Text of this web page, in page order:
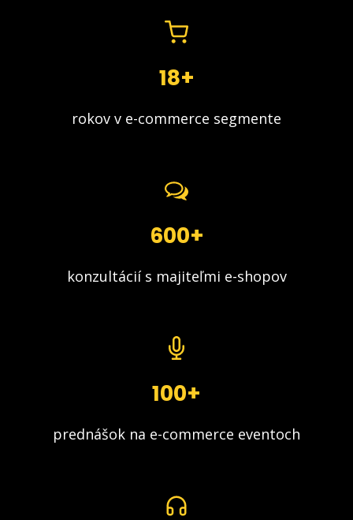
18+
rokov v e-commerce segmente
600+
konzultácií s majiteľmi e-shopov
100+
prednášok na e-commerce eventoch